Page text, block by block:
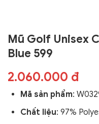
Mũ Golf Unisex
Blue 599
2.060.000 đ
Mã sản phẩm:
Chất liệu: 97%